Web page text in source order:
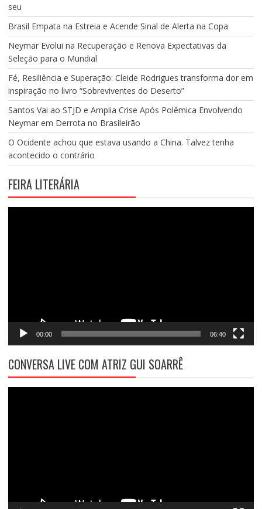
seu
Brasil Empata na Estreia e Acende Sinal de Alerta na Copa
Neymar Evolui na Recuperação e Renova Expectativas da
Seleção para o Mundial
Fé, Resiliência e Superação: Cleide Rodrigues transforma dor em
inspiração no livro “Sobreviventes do Deserto”
Santos Vai ao STJD e Amplia Crise Após Polêmica Envolvendo
Neymar em Derrota no Brasileirão
O Ocidente achou que estava usando a China. Talvez tenha
acontecido o contrário
FEIRA LITERÁRIA
00:00 06:40
CONVERSA LIVE COM ATRIZ GUI SOARRÊ